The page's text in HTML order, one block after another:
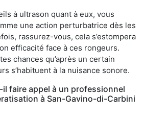
à ultrason quant à eux, vous
une action perturbatrice dès les
rassurez-vous, cela s’estompera
efficacité face à ces rongeurs.
chances qu’après un certain
s’habituent à la nuisance sonore.
faire appel à un professionnel
à San-Gavino-di-Carbini